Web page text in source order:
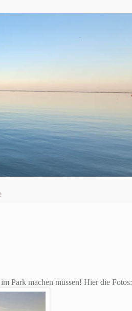
Park machen müssen! Hier die Fotos: